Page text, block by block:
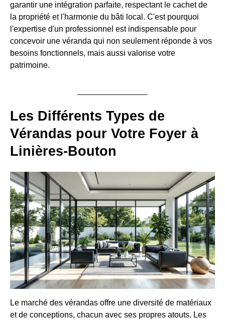
garantir une intégration parfaite, respectant le cachet de
la propriété et l'harmonie du bâti local. C'est pourquoi
l'expertise d'un professionnel est indispensable pour
concevoir une véranda qui non seulement réponde à vos
besoins fonctionnels, mais aussi valorise votre
patrimoine.
Les Différents Types de
Vérandas pour Votre Foyer à
Linières-Bouton
Le marché des vérandas offre une diversité de matériaux
et de conceptions, chacun avec ses propres atouts. Les